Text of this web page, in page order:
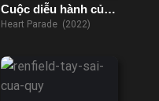
Cuộc diễu hành của
trái tim
Heart Parade (2022)